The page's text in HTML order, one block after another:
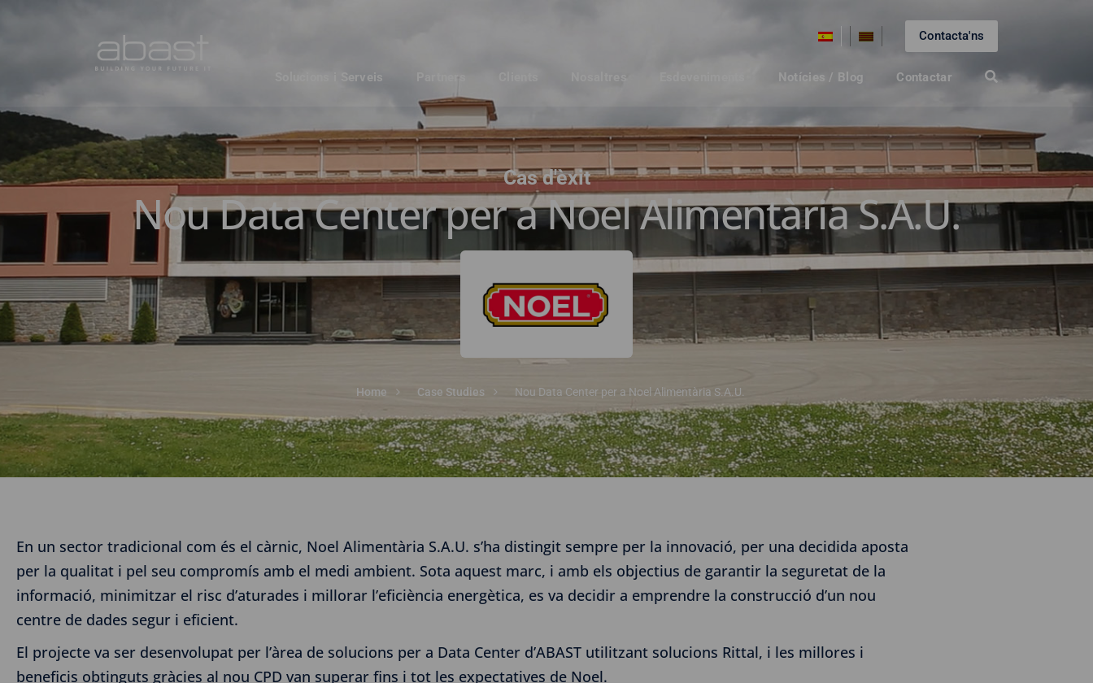
Contacta'ns
Solucions i Serveis Notícies / Blog Contactar
Cas d'èxit
Nou Data Center per a Noel Alimentària S.A.U.
Home Case Studies Nou Data Center per a Noel Alimentària S.A.U.
En un sector tradicional com és el càrnic, Noel Alimentària S.A.U. s’ha distingit sempre per la innovació, per una decidida aposta
per la qualitat i pel seu compromís amb el medi ambient. Sota aquest marc, i amb els objectius de garantir la seguretat de la
informació, minimitzar el risc d’aturades i millorar l’eficiència energètica, es va decidir a emprendre la construcció d’un nou
centre de dades segur i eficient.
El projecte va ser desenvolupat per l’àrea de solucions per a Data Center d’ABAST utilitzant solucions Rittal, i les millores i
beneficis obtinguts gràcies al nou CPD van superar fins i tot les expectatives de Noel.